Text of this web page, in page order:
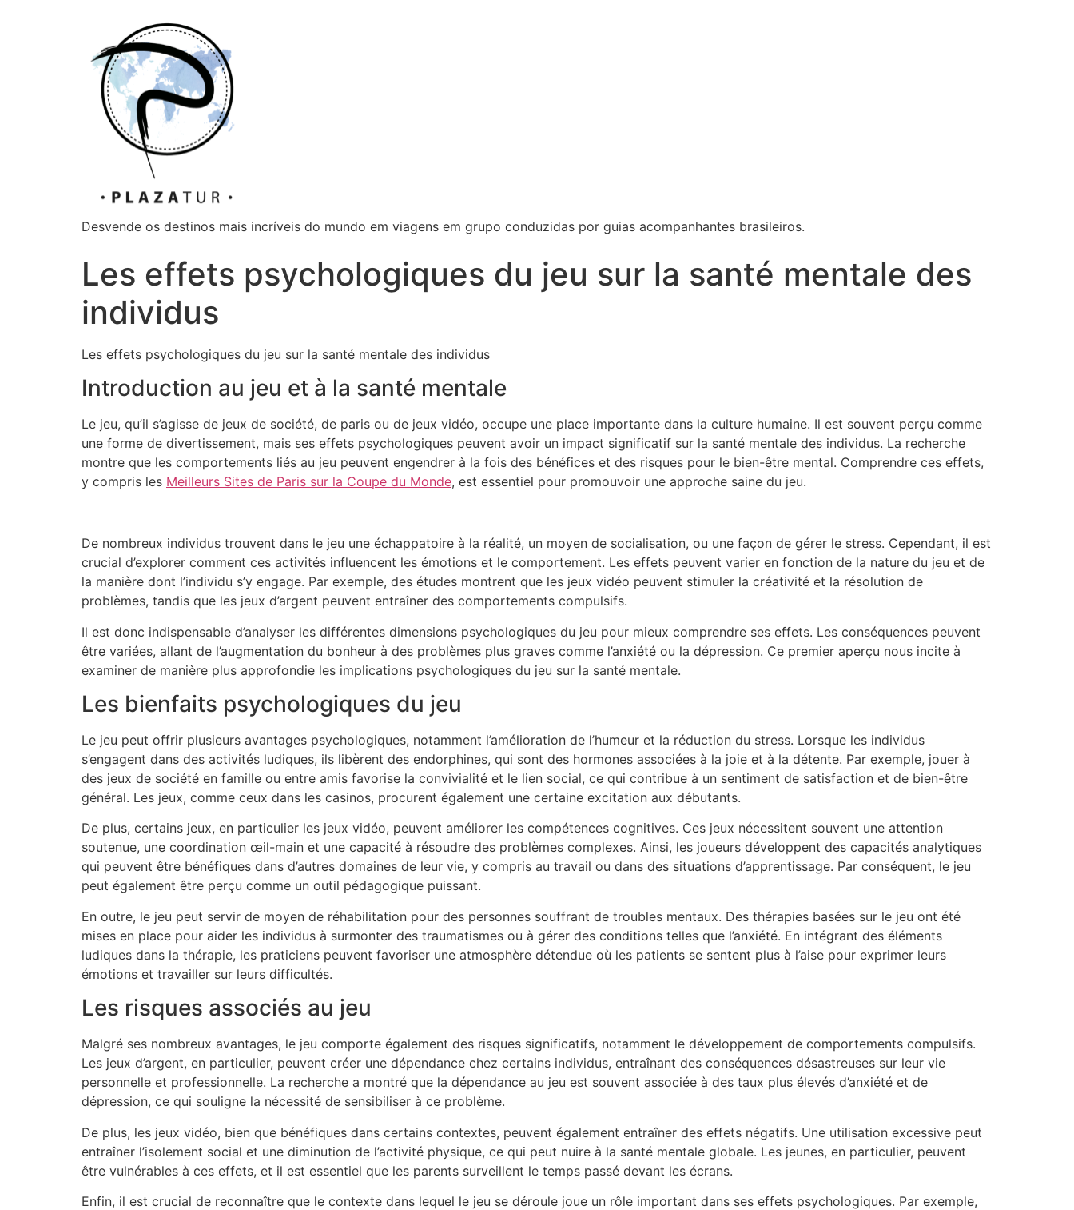
Desvende os destinos mais incríveis do mundo em viagens em grupo conduzidas por guias acompanhantes brasileiros.
Les effets psychologiques du jeu sur la santé mentale des
individus
Les effets psychologiques du jeu sur la santé mentale des individus
Introduction au jeu et à la santé mentale
Le jeu, qu’il s’agisse de jeux de société, de paris ou de jeux vidéo, occupe une place importante dans la culture humaine. Il est souvent perçu comme
une forme de divertissement, mais ses effets psychologiques peuvent avoir un impact significatif sur la santé mentale des individus. La recherche
montre que les comportements liés au jeu peuvent engendrer à la fois des bénéfices et des risques pour le bien-être mental. Comprendre ces effets,
y compris les Meilleurs Sites de Paris sur la Coupe du Monde, est essentiel pour promouvoir une approche saine du jeu.
De nombreux individus trouvent dans le jeu une échappatoire à la réalité, un moyen de socialisation, ou une façon de gérer le stress. Cependant, il est
crucial d’explorer comment ces activités influencent les émotions et le comportement. Les effets peuvent varier en fonction de la nature du jeu et de
la manière dont l’individu s’y engage. Par exemple, des études montrent que les jeux vidéo peuvent stimuler la créativité et la résolution de
problèmes, tandis que les jeux d’argent peuvent entraîner des comportements compulsifs.
Il est donc indispensable d’analyser les différentes dimensions psychologiques du jeu pour mieux comprendre ses effets. Les conséquences peuvent
être variées, allant de l’augmentation du bonheur à des problèmes plus graves comme l’anxiété ou la dépression. Ce premier aperçu nous incite à
examiner de manière plus approfondie les implications psychologiques du jeu sur la santé mentale.
Les bienfaits psychologiques du jeu
Le jeu peut offrir plusieurs avantages psychologiques, notamment l’amélioration de l’humeur et la réduction du stress. Lorsque les individus
s’engagent dans des activités ludiques, ils libèrent des endorphines, qui sont des hormones associées à la joie et à la détente. Par exemple, jouer à
des jeux de société en famille ou entre amis favorise la convivialité et le lien social, ce qui contribue à un sentiment de satisfaction et de bien-être
général. Les jeux, comme ceux dans les casinos, procurent également une certaine excitation aux débutants.
De plus, certains jeux, en particulier les jeux vidéo, peuvent améliorer les compétences cognitives. Ces jeux nécessitent souvent une attention
soutenue, une coordination œil-main et une capacité à résoudre des problèmes complexes. Ainsi, les joueurs développent des capacités analytiques
qui peuvent être bénéfiques dans d’autres domaines de leur vie, y compris au travail ou dans des situations d’apprentissage. Par conséquent, le jeu
peut également être perçu comme un outil pédagogique puissant.
En outre, le jeu peut servir de moyen de réhabilitation pour des personnes souffrant de troubles mentaux. Des thérapies basées sur le jeu ont été
mises en place pour aider les individus à surmonter des traumatismes ou à gérer des conditions telles que l’anxiété. En intégrant des éléments
ludiques dans la thérapie, les praticiens peuvent favoriser une atmosphère détendue où les patients se sentent plus à l’aise pour exprimer leurs
émotions et travailler sur leurs difficultés.
Les risques associés au jeu
Malgré ses nombreux avantages, le jeu comporte également des risques significatifs, notamment le développement de comportements compulsifs.
Les jeux d’argent, en particulier, peuvent créer une dépendance chez certains individus, entraînant des conséquences désastreuses sur leur vie
personnelle et professionnelle. La recherche a montré que la dépendance au jeu est souvent associée à des taux plus élevés d’anxiété et de
dépression, ce qui souligne la nécessité de sensibiliser à ce problème.
De plus, les jeux vidéo, bien que bénéfiques dans certains contextes, peuvent également entraîner des effets négatifs. Une utilisation excessive peut
entraîner l’isolement social et une diminution de l’activité physique, ce qui peut nuire à la santé mentale globale. Les jeunes, en particulier, peuvent
être vulnérables à ces effets, et il est essentiel que les parents surveillent le temps passé devant les écrans.
Enfin, il est crucial de reconnaître que le contexte dans lequel le jeu se déroule joue un rôle important dans ses effets psychologiques. Par exemple,